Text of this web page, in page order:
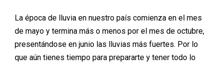
La época de lluvia en nuestro país comienza en el mes
de mayo y termina más o menos por el mes de octubre,
presentándose en junio las lluvias más fuertes. Por lo
que aún tienes tiempo para prepararte y tener todo lo